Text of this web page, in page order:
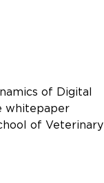
of Digital
whitepaper
of Veterinary